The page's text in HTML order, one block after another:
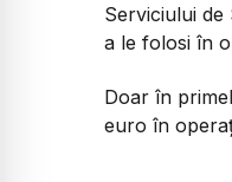
Serviciului de
a le folosi în
Doar în
euro în